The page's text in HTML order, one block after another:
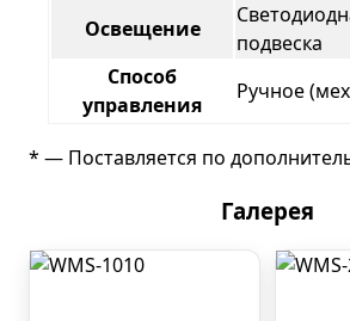
Освещение
подвеска
Способ
управления
Ручное
* — Поставляется по
Галерея